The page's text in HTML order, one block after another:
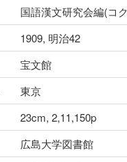
国語漢文研究会編(
1909, 明治42
宝文館
東京
23cm, 2,11,150p
広島大学図書館